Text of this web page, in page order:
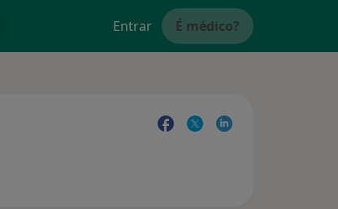
Entrar É médico?